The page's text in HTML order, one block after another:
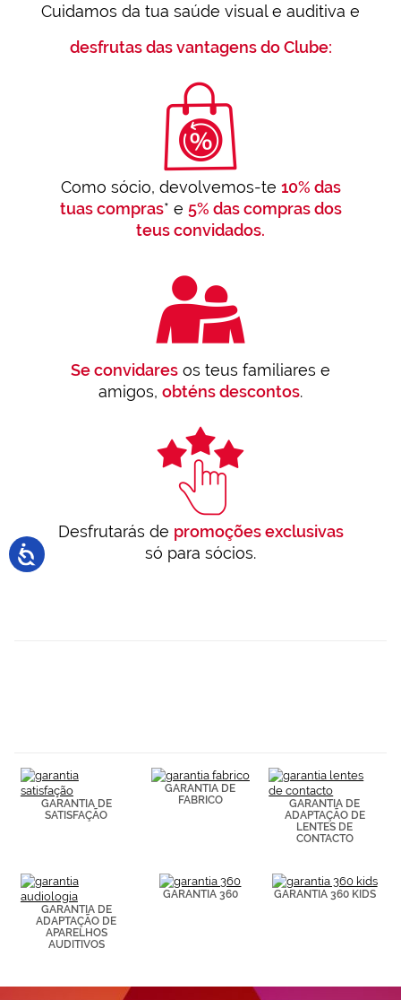
Cuidamos da tua saúde visual e auditiva e
desfrutas das vantagens do Clube:
Como sócio, devolvemos-te 10% das
tuas compras* e 5% das compras dos
teus convidados.
Se convidares os teus familiares e
amigos, obténs descontos.
Desfrutarás de promoções exclusivas
só para sócios.
GARANTIA DE
SATISFAÇÃO
GARANTIA DE
FABRICO
GARANTIA DE
ADAPTAÇÃO DE
LENTES DE
CONTACTO
GARANTIA DE
ADAPTAÇÃO DE
APARELHOS
AUDITIVOS
GARANTIA 360 GARANTIA 360 KIDS